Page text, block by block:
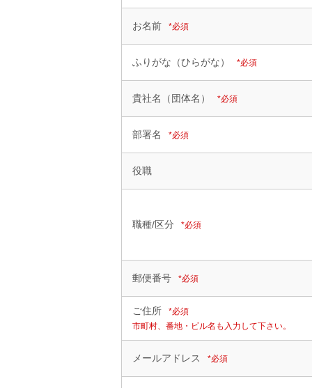
お名前 *必須
ふりがな（ひらがな） *必須
貴社名（団体名） *必須
部署名 *必須
役職
職種/区分 *必須
郵便番号 *必須
ご住所
*必須
市町村、番地・ビル名も入力して下さい。
メールアドレス *必須